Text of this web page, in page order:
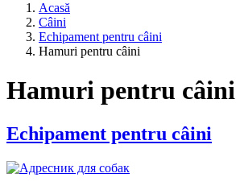
Acasă
Câini
Echipament pentru câini
Hamuri pentru câini
Hamuri pentru câini
Echipament pentru câini